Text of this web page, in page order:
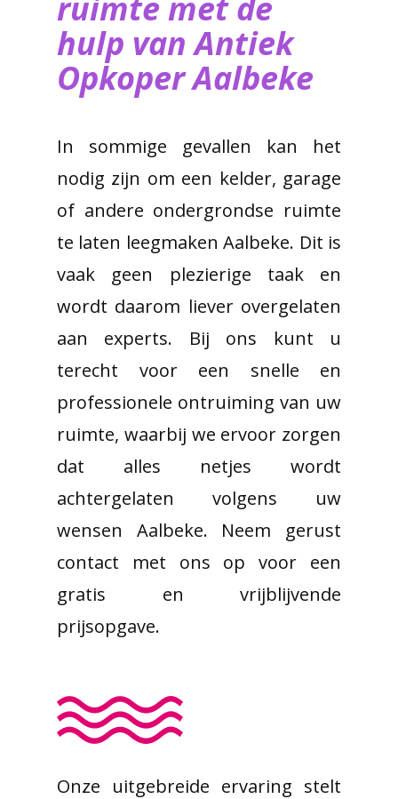
hulp van ​Antiek
Opkoper Aalbeke
In sommige gevallen kan het
nodig zijn om een kelder, garage
of andere ondergrondse ruimte
te laten leegmaken Aalbeke. Dit is
vaak geen plezierige taak en
wordt daarom liever overgelaten
aan experts. Bij ons kunt u
terecht voor een snelle en
professionele ontruiming van uw
ruimte, waarbij we ervoor zorgen
dat alles netjes wordt
achtergelaten volgens uw
wensen Aalbeke. Neem gerust
contact met ons op voor een
gratis en vrijblijvende
prijsopgave.
Onze uitgebreide ervaring stelt